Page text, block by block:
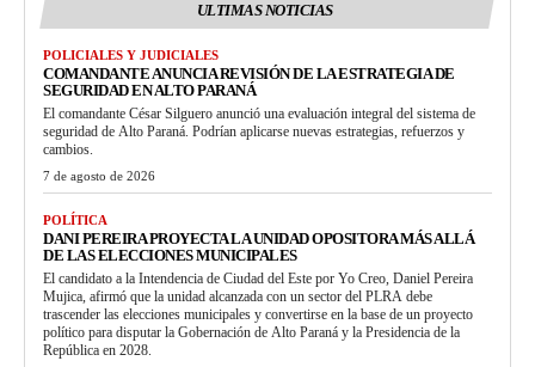
ULTIMAS NOTICIAS
POLICIALES Y JUDICIALES
COMANDANTE ANUNCIA REVISIÓN DE LA ESTRATEGIA DE
SEGURIDAD EN ALTO PARANÁ
El comandante César Silguero anunció una evaluación integral del sistema de
seguridad de Alto Paraná. Podrían aplicarse nuevas estrategias, refuerzos y
cambios.
7 de agosto de 2026
POLÍTICA
DANI PEREIRA PROYECTA LA UNIDAD OPOSITORA MÁS ALLÁ
DE LAS ELECCIONES MUNICIPALES
El candidato a la Intendencia de Ciudad del Este por Yo Creo, Daniel Pereira
Mujica, afirmó que la unidad alcanzada con un sector del PLRA debe
trascender las elecciones municipales y convertirse en la base de un proyecto
político para disputar la Gobernación de Alto Paraná y la Presidencia de la
República en 2028.